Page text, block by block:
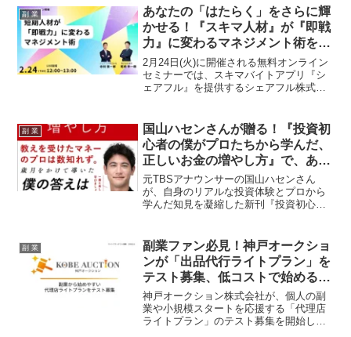
高品質化が期待でき、あなたの「推し
活」ならぬ「副業活」を強力にサポート
します！
副 業
あなたの「はたらく」をさらに輝
かせる！『スキマ人材』が『即戦
力』に変わるマネジメント術を識
学とシェアフルが徹底解説！無料
オンラインセミナー開催
2月24日(火)に開催される無料オンライン
セミナーでは、スキマバイトアプリ『シ
ェアフル』を提供するシェアフル株式会
体的なマネジメント手法と業務設計を解
説します。副業ファンにとって、自身の
スキルを最大限に活かすヒントが満載の
イベントです。
副 業
国山ハセンさんが贈る！『投資初
心者の僕がプロたちから学んだ、
正しいお金の増やし方』で、あな
たの副業ライフも加速！
元TBSアナウンサーの国山ハセンさん
が、自身のリアルな投資体験とプロから
学んだ知見を凝縮した新刊『投資初心者
発売します。投資ビギナーの副業ファン
必見の、お金を「楽しく稼ぐ」ための実
践的ノウハウが満載です。
副 業
副業ファン必見！神戸オークショ
ンが「出品代行ライトプラン」を
テスト募集、低コストで始めるチ
ャンス到来！
神戸オークション株式会社が、個人の副
業や小規模スタートを応援する「代理店
ライトプラン」のテスト募集を開始しま